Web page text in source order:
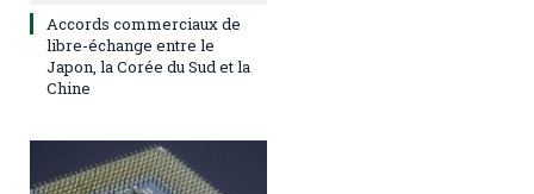
Accords commerciaux de
libre-échange entre le
Japon, la Corée du Sud et la
Chine